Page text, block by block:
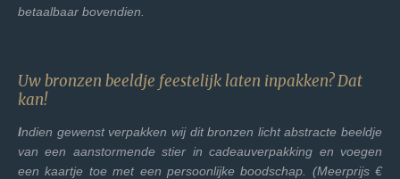
betaalbaar bovendien.
Uw bronzen beeldje feestelijk laten inpakken? Dat
kan!
Indien gewenst verpakken wij dit bronzen licht abstracte beeldje
van een aanstormende stier in cadeauverpakking en voegen
een kaartje toe met een persoonlijke boodschap. (Meerprijs €